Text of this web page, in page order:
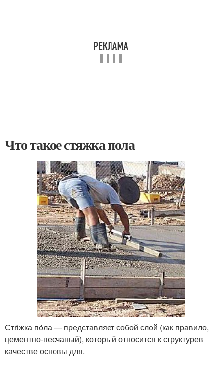
Что такое стяжка пола
Стя́жка по́ла — представляет собой слой (как правило,
цементно-песчаный), который относится к структурев
качестве основы для.